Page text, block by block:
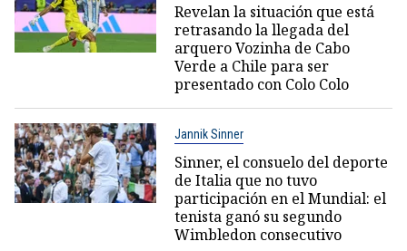
Revelan la situación que está
retrasando la llegada del
arquero Vozinha de Cabo
Verde a Chile para ser
presentado con Colo Colo
Jannik Sinner
Sinner, el consuelo del deporte
de Italia que no tuvo
participación en el Mundial: el
tenista ganó su segundo
Wimbledon consecutivo